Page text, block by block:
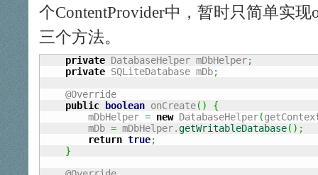
个ContentProvider中，暂时只简单实现
三个方法。
private DatabaseHelper mDbHelper;
private SQLiteDatabase mDb;
    @Override
public
boolean onCreate( )
{
        mDbHelper
= new DatabaseHelper(
	mDb
= mDbHelper.getWritableDatabase( ) ;
return true;
}